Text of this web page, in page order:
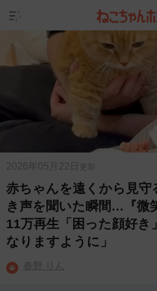
2026年05月22日 更新
赤ちゃんを遠くから見
き声を聞いた瞬間…『微
11万再生「困った顔好き
なりますように」
春野 りん